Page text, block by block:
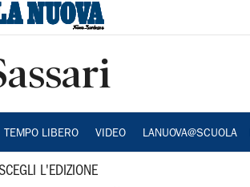
TEMPO LIBERO VIDEO LANUOVA@SCUOLA
L'EDIZIONE